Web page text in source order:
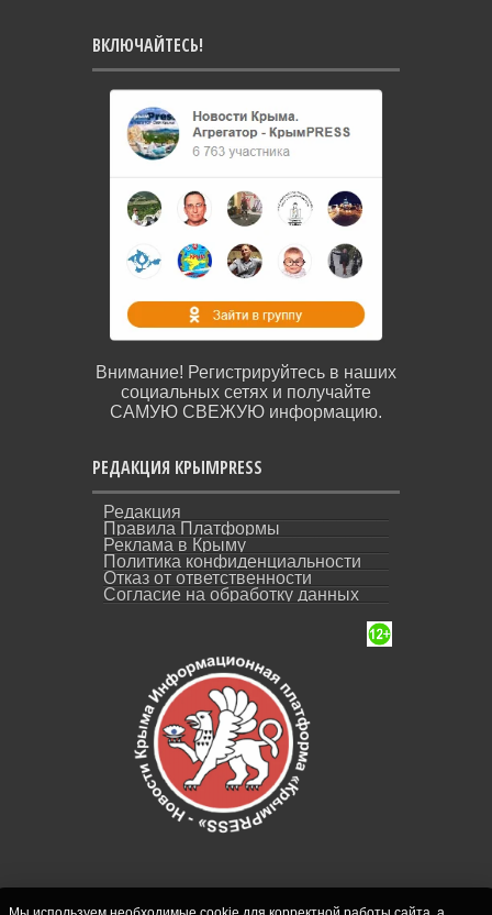
ВКЛЮЧАЙТЕСЬ!
Внимание! Регистрируйтесь в наших
социальных сетях и получайте
САМУЮ СВЕЖУЮ информацию.
РЕДАКЦИЯ КРЫМPRESS
Редакция
Правила Платформы
Реклама в Крыму
Политика конфиденциальности
Отказ от ответственности
Согласие на обработку данных